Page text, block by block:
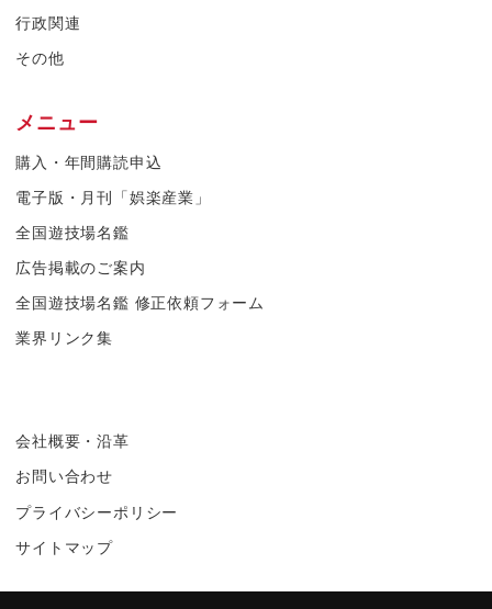
行政関連
その他
メニュー
購入・年間購読申込
電子版・月刊「娯楽産業」
全国遊技場名鑑
広告掲載のご案内
全国遊技場名鑑 修正依頼フォーム
業界リンク集
会社概要・沿革
お問い合わせ
プライバシーポリシー
サイトマップ